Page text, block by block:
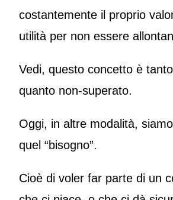
costantemente il proprio
utilità per non essere
Vedi, questo concetto è
quanto non-superato.
Oggi, in altre modalità,
quel “bisogno”.
Cioè di voler far parte di un